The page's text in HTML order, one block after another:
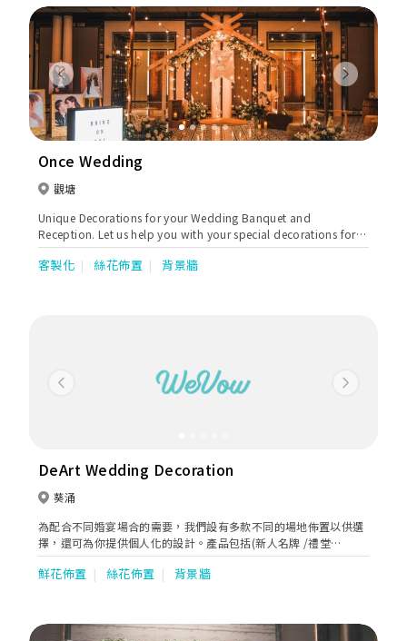
Previous Next
Once Wedding
觀塘
Unique Decorations for your Wedding Banquet and
Reception. Let us help you with your special decorations for
your most important day. With our specialist in Vintage,
Handmade, DIY, Lace designs, we aim to make your backdrop
客製化 絲花佈置 背景牆
Previous Next
DeArt Wedding Decoration
葵涌
為配合不同婚宴場合的需要，我們設有多款不同的場地佈置以供選
擇，還可為你提供個人化的設計。產品包括(新人名牌 /禮堂
Backdrop/ 迎賓牌 / 來賓簽名布/結婚喜帖)
鮮花佈置 絲花佈置 背景牆